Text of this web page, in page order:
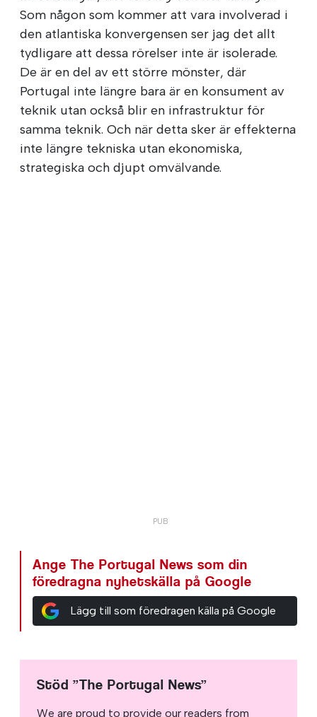
Som någon som kommer att vara involverad i
den atlantiska konvergensen ser jag det allt
tydligare att dessa rörelser inte är isolerade.
De är en del av ett större mönster, där
Portugal inte längre bara är en konsument av
teknik utan också blir en infrastruktur för
samma teknik. Och när detta sker är effekterna
inte längre tekniska utan ekonomiska,
strategiska och djupt omvälvande.
Ange The Portugal News som din
föredragna nyhetskälla på Google
Lägg till som föredragen källa på Google
Stöd ”The Portugal News”
We are proud to provide our readers from